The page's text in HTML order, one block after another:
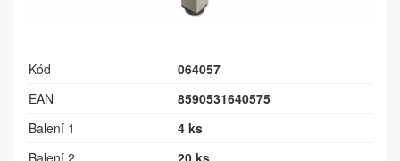
Kód
064057
EAN
8590531640575
Balení 1
4 ks